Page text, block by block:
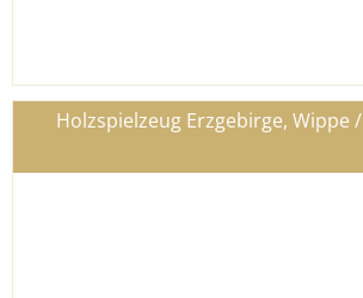
Holzspielzeug Erzgebirge, Wippe